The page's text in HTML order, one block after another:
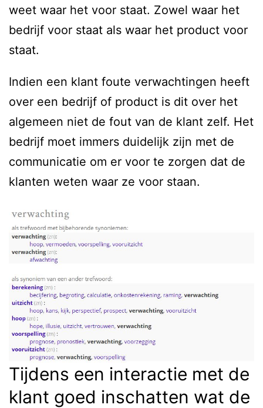
weet waar het voor staat. Zowel waar het
bedrijf voor staat als waar het product voor
staat.
Indien een klant foute verwachtingen heeft
over een bedrijf of product is dit over het
algemeen niet de fout van de klant zelf. Het
bedrijf moet immers duidelijk zijn met de
communicatie om er voor te zorgen dat de
klanten weten waar ze voor staan.
Tijdens een interactie met de
klant goed inschatten wat de